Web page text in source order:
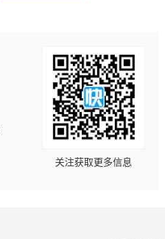
关注获取更多信息